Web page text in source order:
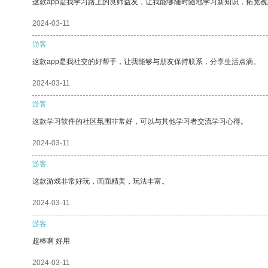
这款app是我学习路上的良师益友，让我能够随时随地学习新知识，拓宽
2024-03-11
游客
这款app是我社交的好帮手，让我能够与朋友保持联系，分享生活点滴。
2024-03-11
游客
这款学习软件的社区氛围非常好，可以与其他学习者交流学习心得。
2024-03-11
游客
这款游戏非常好玩，画面精美，玩法丰富。
2024-03-11
游客
超棒啊 好用
2024-03-11